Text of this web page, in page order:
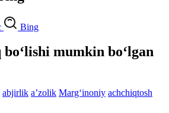
Bing
mumkin bo‘lgan
abjirlik aʼzolik Marg‘inoniy achchiqtosh